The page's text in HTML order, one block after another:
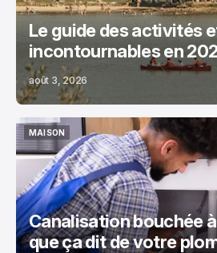
Le guide des activités
incontournables en
août 3, 2026
MAISON
MAISON
Canalisation bouchée
que ça dit de votre